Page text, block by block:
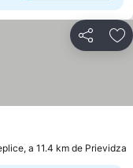
Partilhar
a 11.4 km de Prievidza